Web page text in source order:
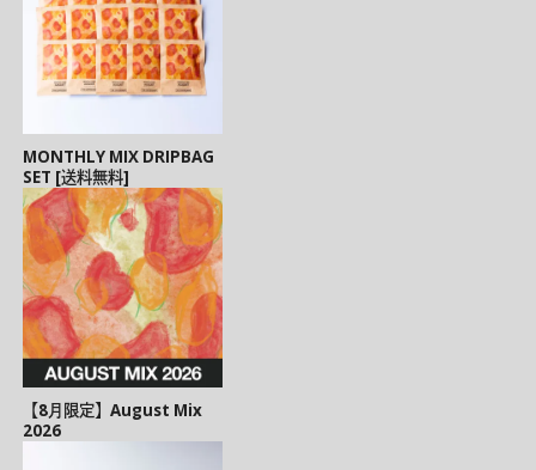
MONTHLY MIX DRIPBAG
SET [送料無料]
【8月限定】August Mix
2026